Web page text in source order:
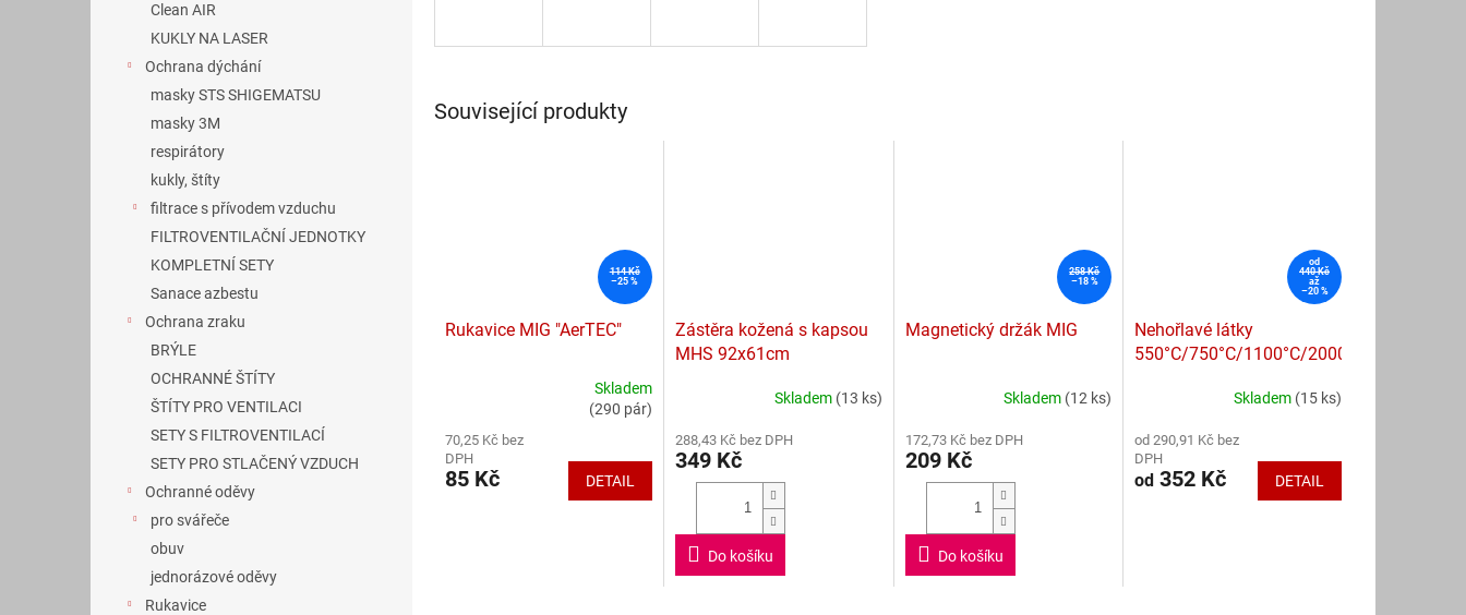
Clean AIR
KUKLY NA LASER
Ochrana dýchání
masky STS SHIGEMATSU
masky 3M
respirátory
kukly, štíty
filtrace s přívodem vzduchu
FILTROVENTILAČNÍ JEDNOTKY
KOMPLETNÍ SETY
Sanace azbestu
Ochrana zraku
BRÝLE
OCHRANNÉ ŠTÍTY
ŠTÍTY PRO VENTILACI
SETY S FILTROVENTILACÍ
SETY PRO STLAČENÝ VZDUCH
Ochranné oděvy
pro svářeče
obuv
jednorázové oděvy
Rukavice
R
M
Související produkty
114 Kč
–25 %
Rukavice MIG "AerTEC"
produktu
je
5,0
Skladem
(290 pár)
70,25 Kč bez
DPH
85 Kč DETAIL
Zástěra kožená s kapsou
MHS 92x61cm
produktu
je
hvězdiček.
Skladem (13 ks)
288,43 Kč bez DPH
349 Kč
Do košíku
258 Kč
–18 %
Magnetický držák MIG
produktu
je
hvězdiček.
Skladem (12 ks)
172,73 Kč bez DPH
209 Kč
Do košíku
od
440 Kč
až
–20 %
Nehořlavé látky
550°C/750°C/1100°C/2000°C
produktu
je
4,3
Skladem (15 ks)
od 290,91 Kč bez
DPH
od 352 Kč DETAIL